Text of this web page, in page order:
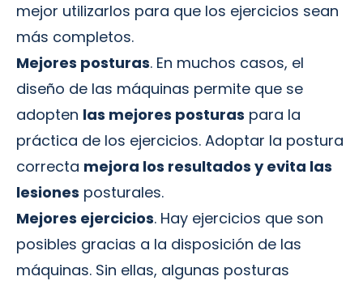
mejor utilizarlos para que los ejercicios sean
más completos.
Mejores posturas. En muchos casos, el
diseño de las máquinas permite que se
adopten las mejores posturas para la
práctica de los ejercicios. Adoptar la postura
correcta mejora los resultados y evita las
lesiones posturales.
Mejores ejercicios. Hay ejercicios que son
posibles gracias a la disposición de las
máquinas. Sin ellas, algunas posturas